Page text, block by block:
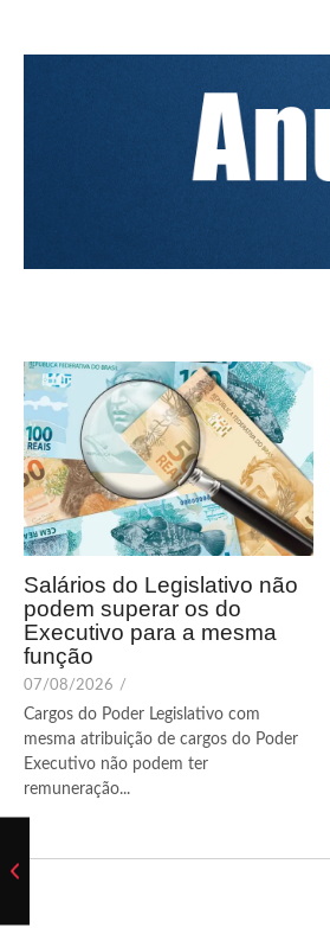
Salários do Legislativo não
podem superar os do
Executivo para a mesma
função
07/08/2026 /
Cargos do Poder Legislativo com
mesma atribuição de cargos do Poder
Executivo não podem ter
remuneração...